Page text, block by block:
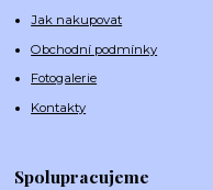
Jak nakupovat
Obchodní podmínky
Fotogalerie
Kontakty
Spolupracujeme